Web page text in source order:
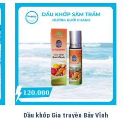
Dầu khớp Gia truyền Bảy Vĩnh